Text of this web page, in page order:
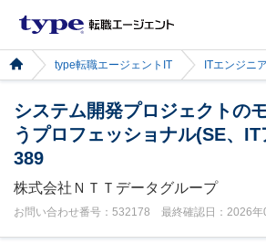
type転職エージェントIT ITエンジニ
システム開発プロジェクトの
うプロフェッショナル(SE、IT
389
株式会社ＮＴＴデータグループ
お問い合わせ番号：532178 最終確認日：2026年